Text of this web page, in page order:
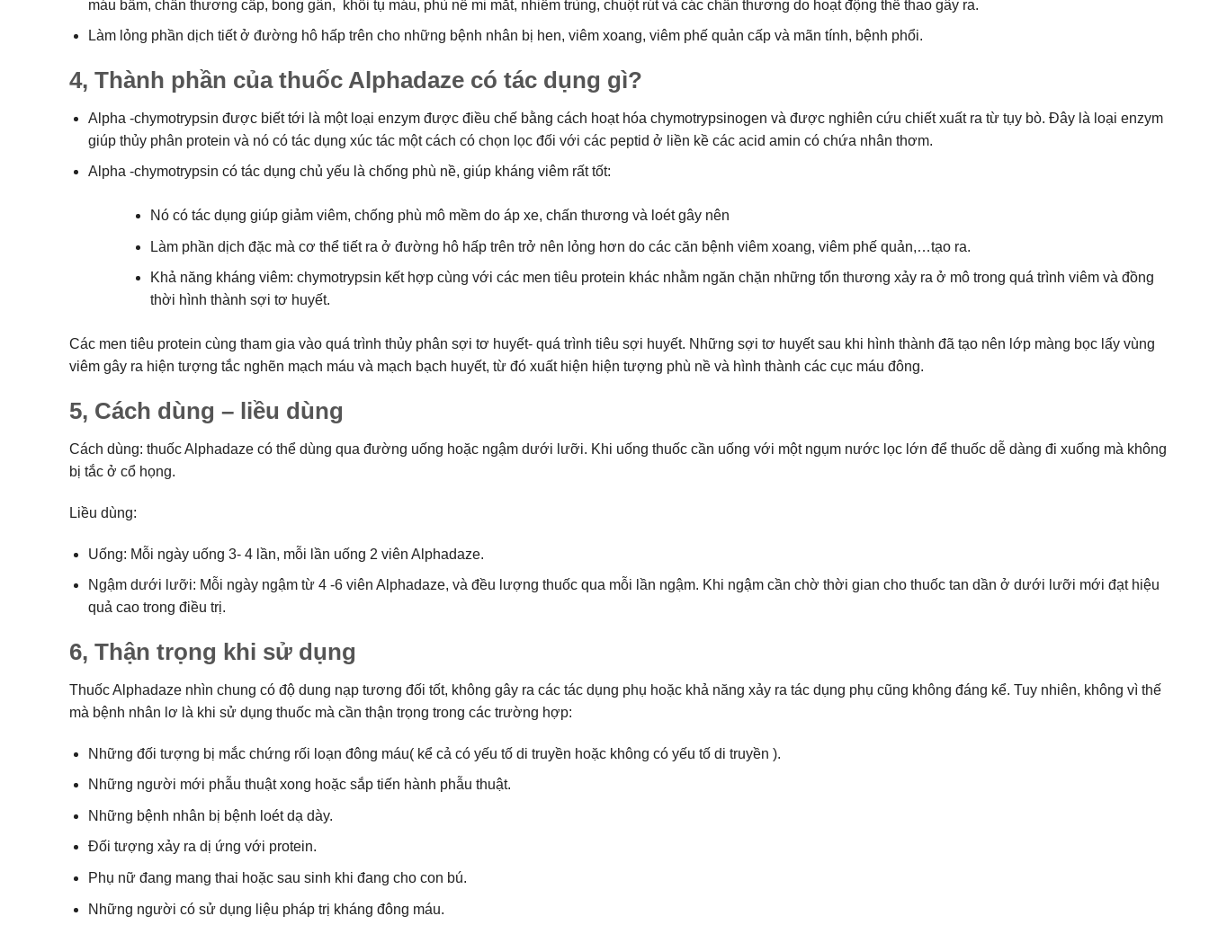
máu bầm, chấn thương cấp, bong gân, khối tụ máu, phù nề mi mắt, nhiễm trùng, chuột rút và các chấn thương do hoạt động thể thao gây ra.
Làm lỏng phần dịch tiết ở đường hô hấp trên cho những bệnh nhân bị hen, viêm xoang, viêm phế quản cấp và mãn tính, bệnh phổi.
4, Thành phần của thuốc Alphadaze có tác dụng gì?
Alpha -chymotrypsin được biết tới là một loại enzym được điều chế bằng cách hoạt hóa chymotrypsinogen và được nghiên cứu chiết xuất ra từ tụy bò. Đây là loại enzym
giúp thủy phân protein và nó có tác dụng xúc tác một cách có chọn lọc đối với các peptid ở liền kề các acid amin có chứa nhân thơm.
Alpha -chymotrypsin có tác dụng chủ yếu là chống phù nề, giúp kháng viêm rất tốt:
Nó có tác dụng giúp giảm viêm, chống phù mô mềm do áp xe, chấn thương và loét gây nên
Làm phần dịch đặc mà cơ thể tiết ra ở đường hô hấp trên trở nên lỏng hơn do các căn bệnh viêm xoang, viêm phế quản,…tạo ra.
Khả năng kháng viêm: chymotrypsin kết hợp cùng với các men tiêu protein khác nhằm ngăn chặn những tổn thương xảy ra ở mô trong quá trình viêm và đồng
thời hình thành sợi tơ huyết.
Các men tiêu protein cùng tham gia vào quá trình thủy phân sợi tơ huyết- quá trình tiêu sợi huyết. Những sợi tơ huyết sau khi hình thành đã tạo nên lớp màng bọc lấy vùng
viêm gây ra hiện tượng tắc nghẽn mạch máu và mạch bạch huyết, từ đó xuất hiện hiện tượng phù nề và hình thành các cục máu đông.
5, Cách dùng – liều dùng
Cách dùng: thuốc Alphadaze có thể dùng qua đường uống hoặc ngậm dưới lưỡi. Khi uống thuốc cần uống với một ngụm nước lọc lớn để thuốc dễ dàng đi xuống mà không
bị tắc ở cổ họng.
Liều dùng:
Uống: Mỗi ngày uống 3- 4 lần, mỗi lần uống 2 viên Alphadaze.
Ngậm dưới lưỡi: Mỗi ngày ngậm từ 4 -6 viên Alphadaze, và đều lượng thuốc qua mỗi lần ngậm. Khi ngậm cần chờ thời gian cho thuốc tan dần ở dưới lưỡi mới đạt hiệu
quả cao trong điều trị.
6, Thận trọng khi sử dụng
Thuốc Alphadaze nhìn chung có độ dung nạp tương đối tốt, không gây ra các tác dụng phụ hoặc khả năng xảy ra tác dụng phụ cũng không đáng kể. Tuy nhiên, không vì thế
mà bệnh nhân lơ là khi sử dụng thuốc mà cần thận trọng trong các trường hợp:
Những đối tượng bị mắc chứng rối loạn đông máu( kể cả có yếu tố di truyền hoặc không có yếu tố di truyền ).
Những người mới phẫu thuật xong hoặc sắp tiến hành phẫu thuật.
Những bệnh nhân bị bệnh loét dạ dày.
Đối tượng xảy ra dị ứng với protein.
Phụ nữ đang mang thai hoặc sau sinh khi đang cho con bú.
Những người có sử dụng liệu pháp trị kháng đông máu.